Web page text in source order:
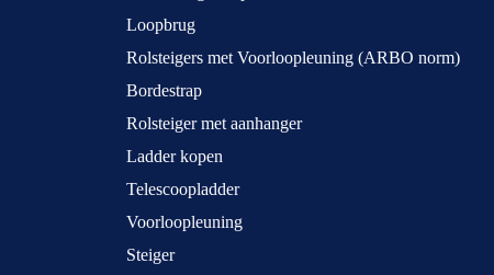
Loopbrug
Rolsteigers met Voorloopleuning (ARBO norm)
Bordestrap
Rolsteiger met aanhanger
Ladder kopen
Telescoopladder
Voorloopleuning
Steiger